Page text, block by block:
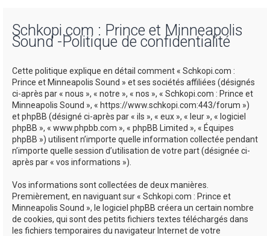
Schkopi.com : Prince et Minneapolis
Sound -Politique de confidentialité
Cette politique explique en détail comment « Schkopi.com :
Prince et Minneapolis Sound » et ses sociétés affiliées (désignés
ci-après par « nous », « notre », « nos », « Schkopi.com : Prince et
Minneapolis Sound », « https://www.schkopi.com:443/forum »)
et phpBB (désigné ci-après par « ils », « eux », « leur », « logiciel
phpBB », « www.phpbb.com », « phpBB Limited », « Équipes
phpBB ») utilisent n’importe quelle information collectée pendant
n’importe quelle session d’utilisation de votre part (désignée ci-
après par « vos informations »).
Vos informations sont collectées de deux manières.
Premièrement, en naviguant sur « Schkopi.com : Prince et
Minneapolis Sound », le logiciel phpBB créera un certain nombre
de cookies, qui sont des petits fichiers textes téléchargés dans
les fichiers temporaires du navigateur Internet de votre